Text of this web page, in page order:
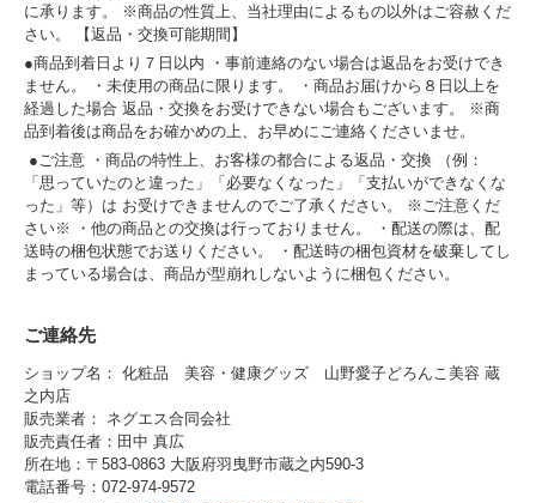
に承ります。 ※商品の性質上、当社理由によるもの以外はご容赦くだ
さい。 【返品・交換可能期間】
●商品到着日より７日以内 ・事前連絡のない場合は返品をお受けでき
ません。 ・未使用の商品に限ります。 ・商品お届けから８日以上を
経過した場合 返品・交換をお受けできない場合もございます。 ※商
品到着後は商品をお確かめの上、お早めにご連絡くださいませ。
●ご注意 ・商品の特性上、お客様の都合による返品・交換 （例：
「思っていたのと違った」「必要なくなった」「支払いができなくな
った」等）は お受けできませんのでご了承ください。 ※ご注意くだ
さい※ ・他の商品との交換は行っておりません。 ・配送の際は、配
送時の梱包状態でお送りください。 ・配送時の梱包資材を破棄してし
まっている場合は、商品が型崩れしないように梱包ください。
ご連絡先
ショップ名： 化粧品 美容・健康グッズ 山野愛子どろんこ美容 蔵
之内店
販売業者： ネグエス合同会社
販売責任者：田中 真広
所在地：〒583-0863 大阪府羽曳野市蔵之内590-3
電話番号：072-974-9572